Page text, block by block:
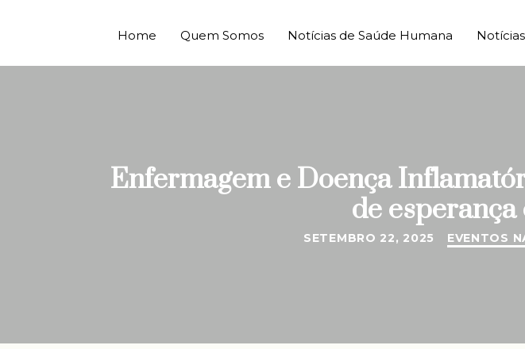
Home Quem Somos Notícias de Saúde Humana
Enfermagem e Doença
de
SETEMBRO 22, 2025 EVENTOS